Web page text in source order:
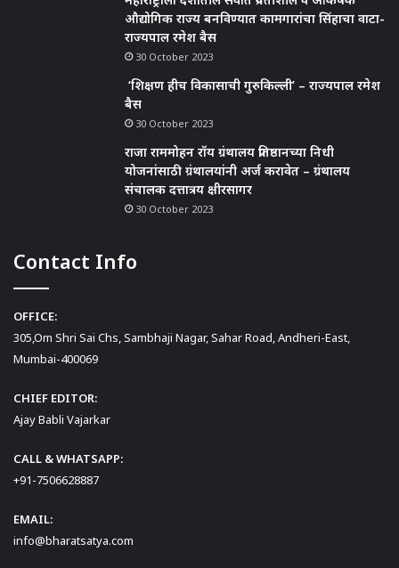
औद्योगिक राज्य बनविण्यात कामगारांचा सिंहाचा वाटा-
राज्यपाल रमेश बैस
30 October 2023
‘शिक्षण हीच विकासाची गुरुकिल्ली’ – राज्यपाल रमेश
बैस
30 October 2023
राजा राममोहन रॉय ग्रंथालय प्रतिष्ठानच्या निधी
योजनांसाठी ग्रंथालयांनी अर्ज करावेत – ग्रंथालय
संचालक दत्तात्रय क्षीरसागर
30 October 2023
Contact Info
OFFICE:
305,Om Shri Sai Chs, Sambhaji Nagar, Sahar Road, Andheri-East,
Mumbai-400069
CHIEF EDITOR:
Ajay Babli Vajarkar
CALL & WHATSAPP:
+91-7506628887
EMAIL:
info@bharatsatya.com